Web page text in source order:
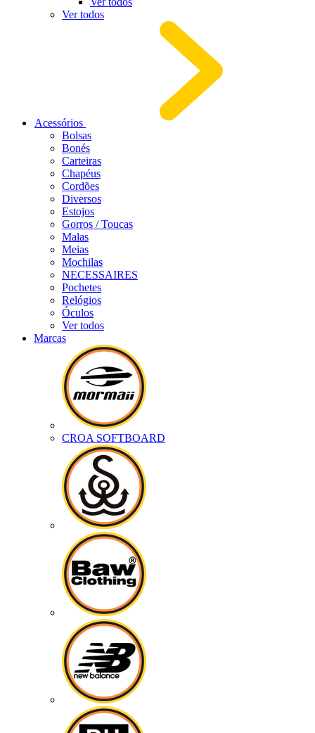
Ver todos
Acessórios
Bolsas
Bonés
Carteiras
Chapéus
Cordões
Diversos
Estojos
Gorros / Toucas
Malas
Meias
Mochilas
NECESSAIRES
Pochetes
Relógios
Óculos
Ver todos
Marcas
CROA SOFTBOARD